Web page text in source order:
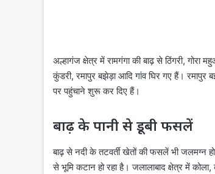
अल्हागंज क्षेत्र में रामगंगा की बाढ़ से ठिंगरी, गोरा
कुंडरी, रमापुर बझेड़ा आदि गांव घिर गए हैं। रमापुर
पर पहुंचाने शुरू कर दिए हैं।
बाढ़ के पानी से डूबी फसलें
बाढ़ से नदी के तटवर्ती खेतों की फसलें भी जलमग्न
से भूमि कटान हो रहा है। जलालाबाद क्षेत्र में कोला,